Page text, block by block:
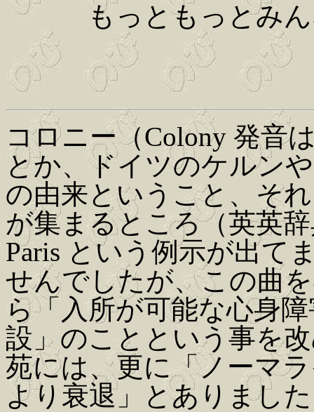
もっともっとみん
コロニー（Colony 発音
とか、ドイツのケルン
の由来ということ、そ
が集まるところ（英英
Paris という例示が出て
せんでしたが、この曲
ら「入所が可能な心身
設」のことという事を
苑には、更に「ノーマ
より衰退」とありまし